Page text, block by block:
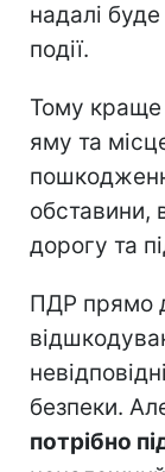
надалі
події.
Тому краще
яму та
обставини,
дорогу та
ПДР прямо
безпеки.
потрібно